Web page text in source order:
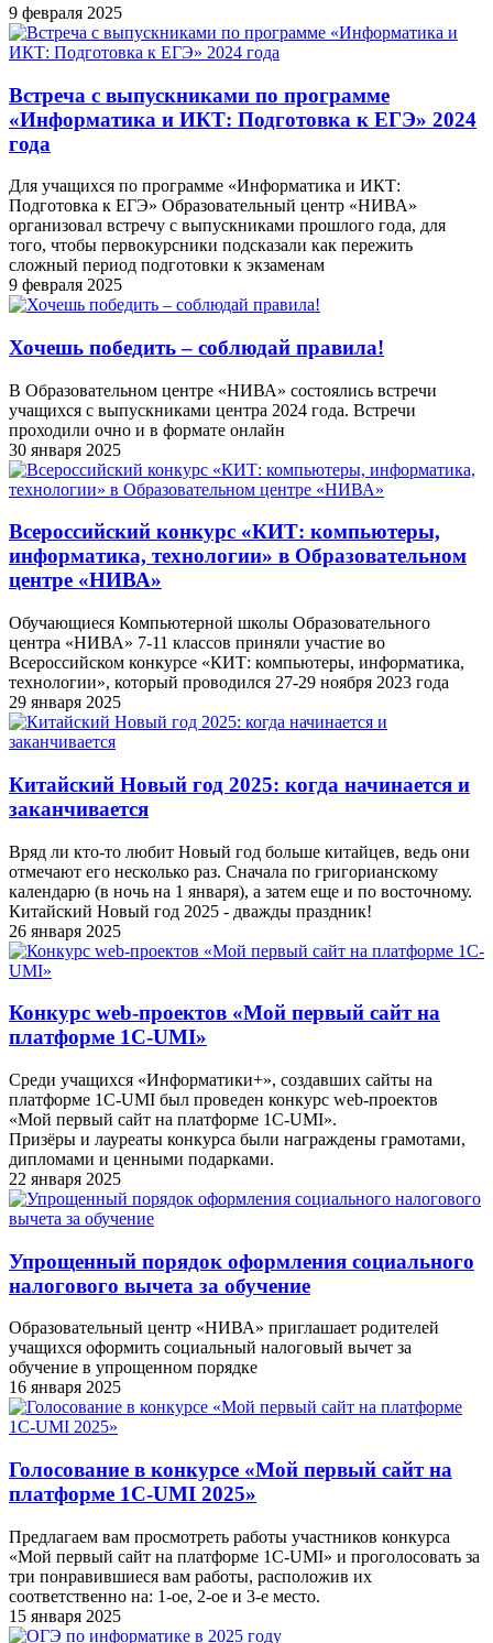
9 февраля 2025
Встреча с выпускниками по программе
«Информатика и ИКТ: Подготовка к ЕГЭ» 2024
года
Для учащихся по программе «Информатика и ИКТ:
Подготовка к ЕГЭ» Образовательный центр «НИВА»
организовал встречу с выпускниками прошлого года, для
того, чтобы первокурсники подсказали как пережить
сложный период подготовки к экзаменам
9 февраля 2025
Хочешь победить – соблюдай правила!
В Образовательном центре «НИВА» состоялись встречи
учащихся с выпускниками центра 2024 года. Встречи
проходили очно и в формате онлайн
30 января 2025
Всероссийский конкурс «КИТ: компьютеры,
информатика, технологии» в Образовательном
центре «НИВА»
Обучающиеся Компьютерной школы Образовательного
центра «НИВА» 7-11 классов приняли участие во
Всероссийском конкурсе «КИТ: компьютеры, информатика,
технологии», который проводился 27-29 ноября 2023 года
29 января 2025
Китайский Новый год 2025: когда начинается и
заканчивается
Вряд ли кто-то любит Новый год больше китайцев, ведь они
отмечают его несколько раз. Сначала по григорианскому
календарю (в ночь на 1 января), а затем еще и по восточному.
Китайский Новый год 2025 - дважды праздник!
26 января 2025
Конкурс web-проектов «Мой первый сайт на
платформе 1С-UMI»
Среди учащихся «Информатики+», создавших сайты на
платформе 1С-UMI был проведен конкурс web-проектов
«Мой первый сайт на платформе 1С-UMI».
Призёры и лауреаты конкурса были награждены грамотами,
дипломами и ценными подарками.
22 января 2025
Упрощенный порядок оформления социального
налогового вычета за обучение
Образовательный центр «НИВА» приглашает родителей
учащихся оформить социальный налоговый вычет за
обучение в упрощенном порядке
16 января 2025
Голосование в конкурсе «Мой первый сайт на
платформе 1C-UMI 2025»
Предлагаем вам просмотреть работы участников конкурса
«Мой первый сайт на платформе 1C-UMI» и проголосовать за
три понравившиеся вам работы, расположив их
соответственно на: 1-ое, 2-ое и 3-е место.
15 января 2025